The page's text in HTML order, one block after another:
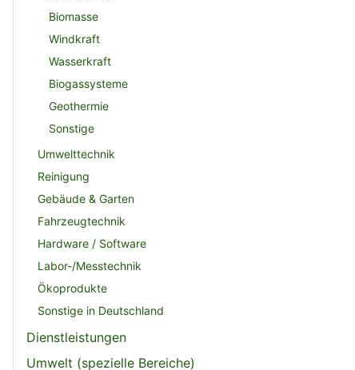
Biomasse
Windkraft
Wasserkraft
Biogassysteme
Geothermie
Sonstige
Umwelttechnik
Reinigung
Gebäude & Garten
Fahrzeugtechnik
Hardware / Software
Labor-/Messtechnik
Ökoprodukte
Sonstige in Deutschland
Dienstleistungen
Umwelt (spezielle Bereiche)